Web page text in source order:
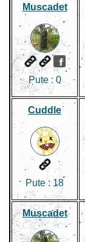
Muscadet
Pute : 0
Cuddle
Pute : 18
Muscadet